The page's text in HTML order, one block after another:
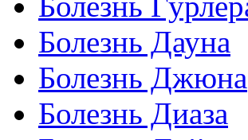
Болезнь Дауна
Болезнь Джюна
Болезнь Диаза